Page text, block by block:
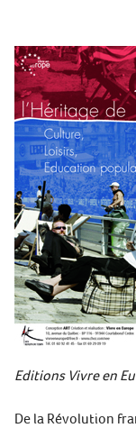
Editions Vivre en
De la Révolution